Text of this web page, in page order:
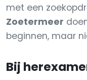
met een
Zoetermeer
beginnen, maar
Bij